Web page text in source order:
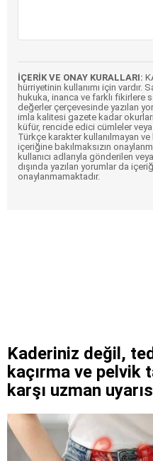
İÇERİK VE ONAY KURALLARI:
hürriyetinin kullanımı için vardır.
hukuka, inanca ve farklı fikirlere
değerler çerçevesinde yazılan
imla kalitesi gazete kadar
küfür, rencide edici cümleler veya
Türkçe karakter kullanılmayan
içeriğine bakılmaksızın
kullanıcı adlarıyla gönderilen
dışında yazılan yorumlar da
onaylanmamaktadır.
Kaderiniz değil,
kaçırma ve pelvik
karşı uzman